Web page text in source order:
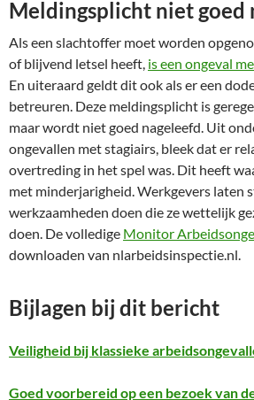
Meldingsplicht niet goed
Als een slachtoffer moet worden
of blijvend letsel heeft, is een ongeval
En uiteraard geldt dit ook als er een
betreuren. Deze meldingsplicht is
maar wordt niet goed nageleefd. Uit
ongevallen met stagiairs, bleek dat er
overtreding in het spel was. Dit heeft
met minderjarigheid. Werkgevers laten
werkzaamheden doen die ze wettelijk
doen. De volledige Monitor
downloaden van nlarbeidsinspectie.nl.
Bijlagen bij dit bericht
Veiligheid bij klassieke
Goed voorbereid op een bezoek van